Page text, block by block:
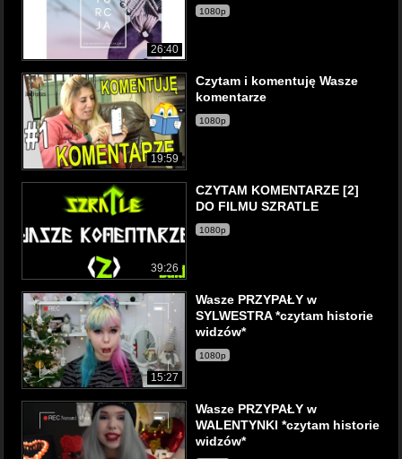
26:40
1080p
19:59
Czytam i komentuję Wasze
komentarze
1080p
39:26
CZYTAM KOMENTARZE [2]
DO FILMU SZRATLE
1080p
15:27
Wasze PRZYPAŁY w
SYLWESTRA *czytam historie
widzów*
1080p
Wasze PRZYPAŁY w
WALENTYNKI *czytam historie
widzów*